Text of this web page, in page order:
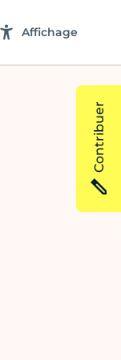
Affichage
Contribuer